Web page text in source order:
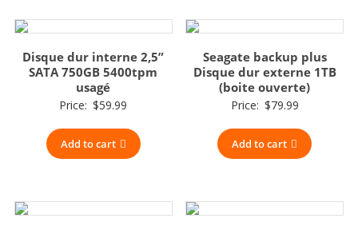
Disque dur interne 2,5”
SATA 750GB 5400tpm
usagé
Price: $59.99
Add to cart
Seagate backup plus
Disque dur externe 1TB
(boite ouverte)
Price: $79.99
Add to cart